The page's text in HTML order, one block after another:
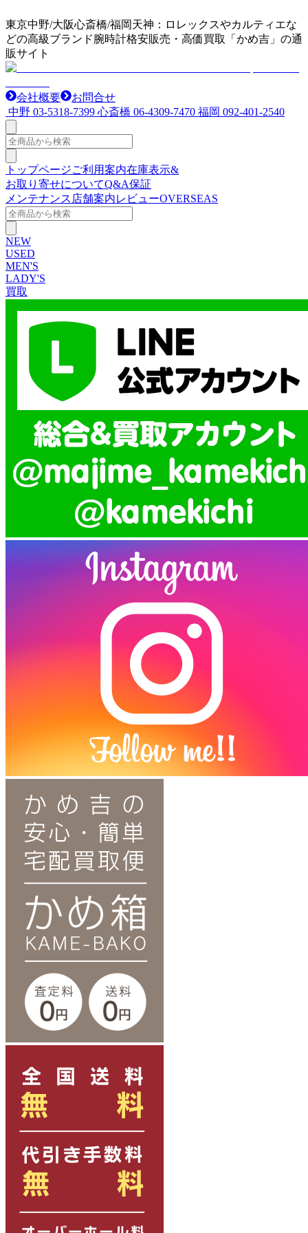
東京中野/大阪心斎橋/福岡天神：ロレックスやカルティエな
どの高級ブランド腕時計格安販売・高価買取「かめ吉」の通
販サイト
会社概要
お問合せ
中野 03-5318-7399 心斎橋 06-4309-7470 福岡 092-401-2540
トップページご利用案内在庫表示&
お取り寄せについてQ&A保証
メンテナンス 店舗案内レビューOVERSEAS
NEW
USED
MEN'S
LADY'S
買取